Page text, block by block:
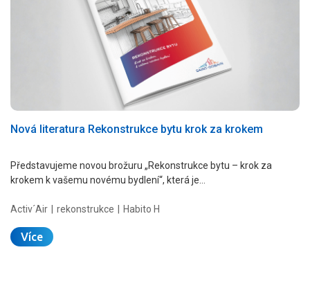
Nová literatura Rekonstrukce bytu krok za krokem
Představujeme novou brožuru „Rekonstrukce bytu – krok za
krokem k vašemu novému bydlení“, která je…
Activ´Air rekonstrukce Habito H
Více